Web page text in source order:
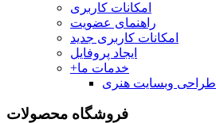
امکانات کاربری
راهنمای عضویت
امکانات کاربری جدید
ایجاد پروفایل
+خدمات ما
طراحی وبسایت هنری
فروشگاه محصولات